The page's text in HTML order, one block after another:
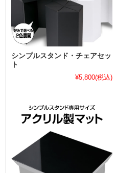
シンプルスタンド・チェアセッ
ト
¥5,800(税込)